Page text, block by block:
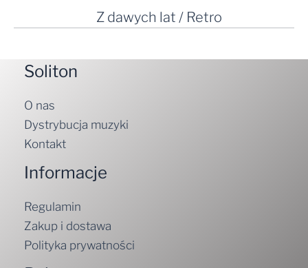
Z dawych lat / Retro
Soliton
O nas
Dystrybucja muzyki
Kontakt
Informacje
Regulamin
Zakup i dostawa
Polityka prywatności